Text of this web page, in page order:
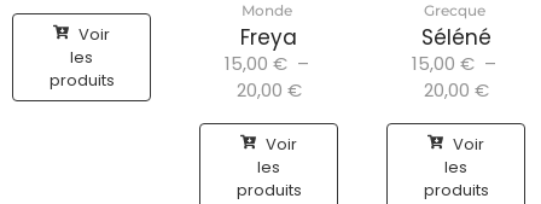
Voir
les
produits
Monde
Freya
15,00 € –
20,00 €
Voir
les
produits
Grecque
Séléné
15,00 € –
20,00 €
Voir
les
produits